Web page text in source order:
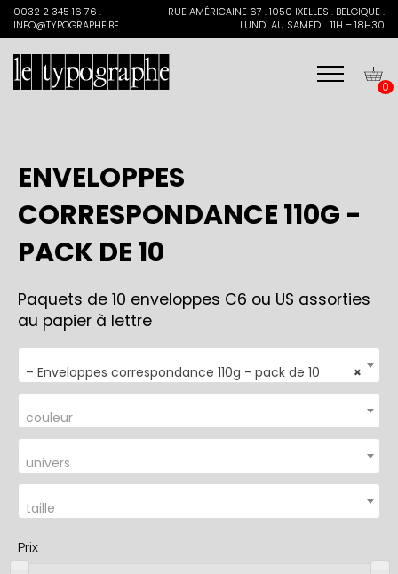
Search
for:0032 2 345 16 76 .
INFO@TYPOGRAPHE.BE
RUE AMÉRICAINE 67 . 1050 IXELLES . BELGIQUE .
LUNDI AU SAMEDI . 11H – 18H30
0
ENVELOPPES
CORRESPONDANCE 110G -
PACK DE 10
Paquets de 10 enveloppes C6 ou US assorties
au papier à lettre
×
– Enveloppes correspondance 110g - pack de 10
couleur
univers
taille
Prix